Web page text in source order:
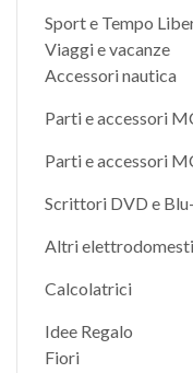
Sport e Tempo
Viaggi e vacanze
Accessori nautica
Parti e accessori
Parti e accessori
Scrittori DVD e
Altri
Calcolatrici
Idee Regalo
Fiori